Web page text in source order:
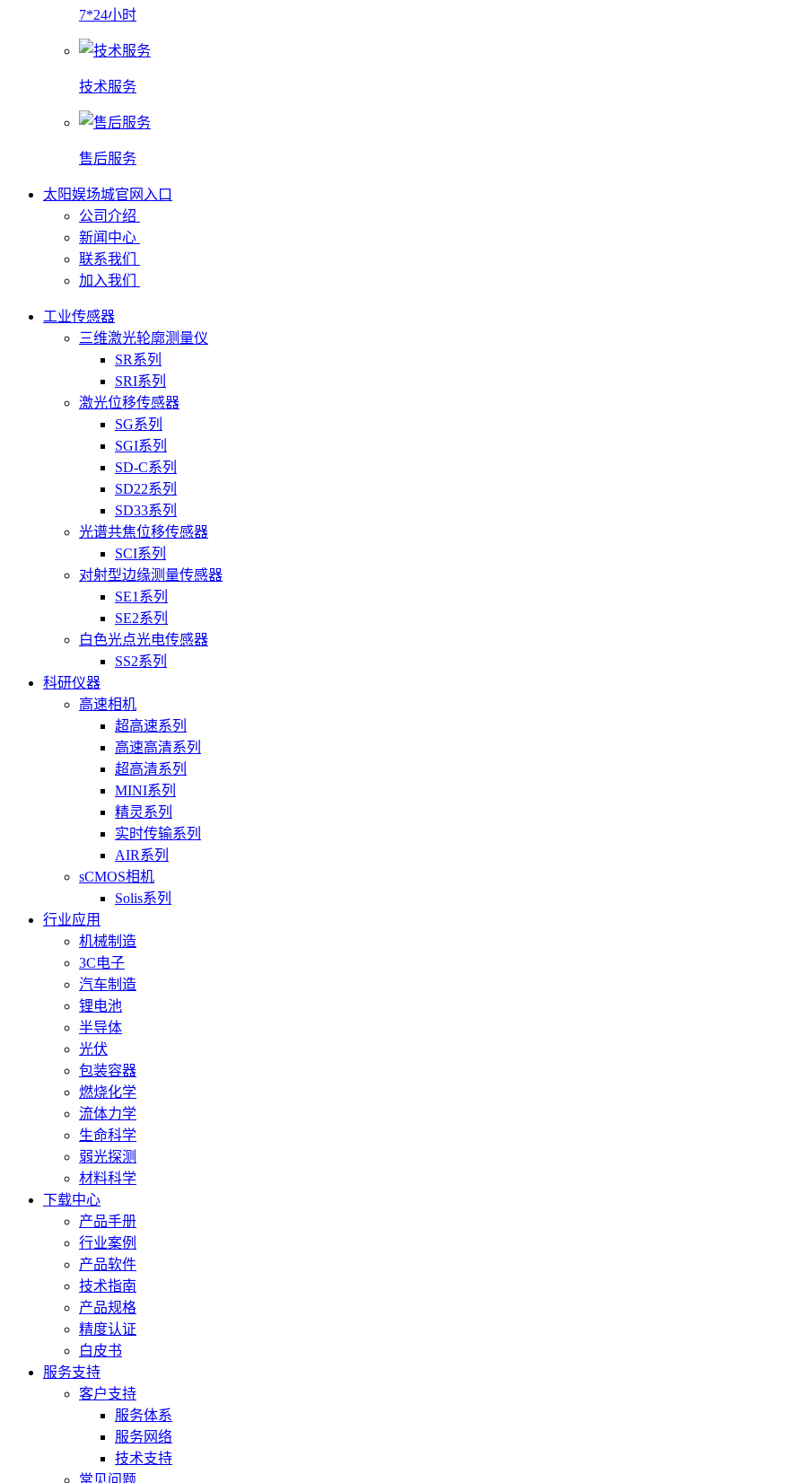
7*24小时
技术服务
售后服务
太阳娱场城官网入口
公司介绍
新闻中心
联系我们
加入我们
工业传感器
三维激光轮廓测量仪
SR系列
SRI系列
激光位移传感器
SG系列
SGI系列
SD-C系列
SD22系列
SD33系列
光谱共焦位移传感器
SCI系列
对射型边缘测量传感器
SE1系列
SE2系列
白色光点光电传感器
SS2系列
科研仪器
高速相机
超高速系列
高速高清系列
超高清系列
MINI系列
精灵系列
实时传输系列
AIR系列
sCMOS相机
Solis系列
行业应用
机械制造
3C电子
汽车制造
锂电池
半导体
光伏
包装容器
燃烧化学
流体力学
生命科学
弱光探测
材料科学
下载中心
产品手册
行业案例
产品软件
技术指南
产品规格
精度认证
白皮书
服务支持
客户支持
服务体系
服务网络
技术支持
常见问题